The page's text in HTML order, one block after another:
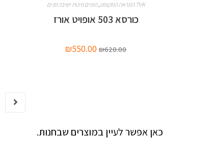
TVK המראה המקומט
,פופים פינות ישיבה פנים
כורסא 503 אופויט אורז
₪620.00
₪550.00
כאן אפשר לעיין במוצרים שבחנות.